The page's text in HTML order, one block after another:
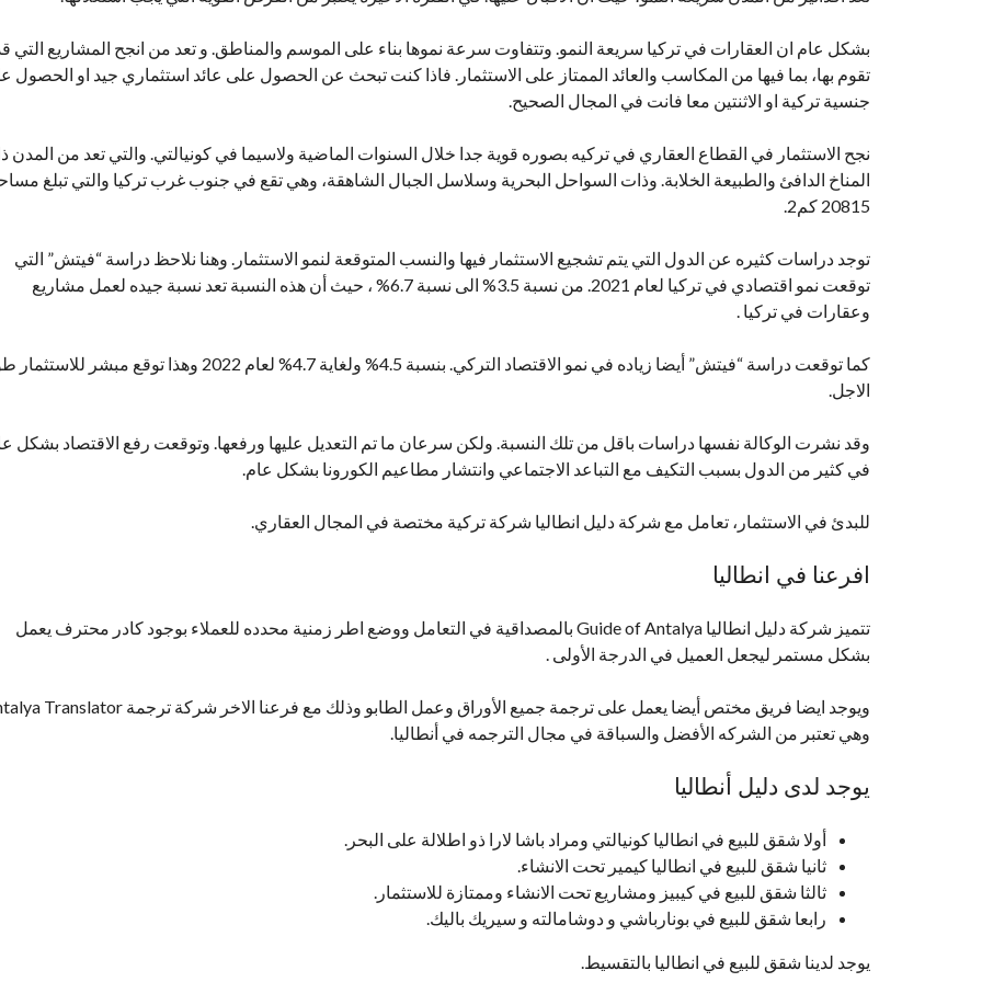
بشكل عام ان العقارات في تركيا سريعة النمو. وتتفاوت سرعة نموها بناء على الموسم والمناطق. و تعد من انجح المشاريع التي
تقوم بها، بما فيها من المكاسب والعائد الممتاز على الاستثمار. فاذا كنت تبحث عن الحصول على عائد استثماري جيد او الحصول
جنسية تركية او الاثنتين معا فانت في المجال الصحيح.
نجح الاستثمار في القطاع العقاري في تركيه بصوره قوية جدا خلال السنوات الماضية ولاسيما في كونيالتي. والتي تعد من المدن
المناخ الدافئ والطبيعة الخلابة. وذات السواحل البحرية وسلاسل الجبال الشاهقة، وهي تقع في جنوب غرب تركيا والتي تبلغ
20815 كم2.
توجد دراسات كثيره عن الدول التي يتم تشجيع الاستثمار فيها والنسب المتوقعة لنمو الاستثمار. وهنا نلاحظ دراسة “فيتش” التي
توقعت نمو اقتصادي في تركيا لعام 2021. من نسبة 3.5% الى نسبة 6.7% ، حيث أن هذه النسبة تعد نسبة جيده لعمل مشاريع
وعقارات في تركيا .
كما توقعت دراسة “فيتش” أيضا زياده في نمو الاقتصاد التركي. بنسبة 4.5% ولغاية 4.7% لعام 2022 وهذا توقع مبشر
الاجل.
وقد نشرت الوكالة نفسها دراسات باقل من تلك النسبة. ولكن سرعان ما تم التعديل عليها ورفعها. وتوقعت رفع الاقتصاد بشكل
في كثير من الدول بسبب التكيف مع التباعد الاجتماعي وانتشار مطاعيم الكورونا بشكل عام.
للبدئ في الاستثمار، تعامل مع شركة دليل انطاليا شركة تركية مختصة في المجال العقاري.
افرعنا في انطاليا
تتميز شركة دليل انطاليا Guide of Antalya بالمصداقية في التعامل ووضع اطر زمنية محدده للعملاء بوجود كادر محترف يعمل
بشكل مستمر ليجعل العميل في الدرجة الأولى .
وهي تعتبر من الشركه الأفضل والسباقة في مجال الترجمه في أنطاليا.
يوجد لدى دليل أنطاليا
أولا شقق للبيع في انطاليا كونيالتي ومراد باشا لارا ذو اطلالة على البحر.
ثانيا شقق للبيع في انطاليا كيمير تحت الانشاء.
ثالثا شقق للبيع في كيبيز ومشاريع تحت الانشاء وممتازة للاستثمار.
رابعا شقق للبيع في بونارباشي و دوشامالته و سيريك باليك.
يوجد لدينا شقق للبيع في انطاليا بالتقسيط.